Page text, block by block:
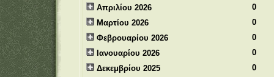
Απριλίου 2026
0
Μαρτίου 2026
0
Φεβρουαρίου 2026
0
Ιανουαρίου 2026
0
Δεκεμβρίου 2025
0